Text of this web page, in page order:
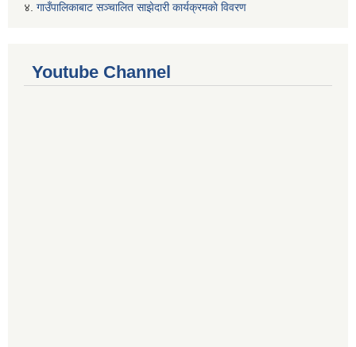
४. गाउँपालिकाबाट सञ्चालित साझेदारी कार्यक्रमकाे विवरण
Youtube Channel